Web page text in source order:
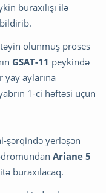
buraxılışı ilə
olunmuş proses
GSAT-11 peykində
yay aylarına
1-ci həftəsi üçün
şərqində yerləşən
Ariane 5
buraxılacaq.